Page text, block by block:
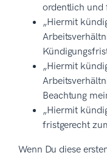
ordentlich und
„Hiermit
„Hiermit
Beachtung
„Hiermit
fristgerecht
Wenn Du diese